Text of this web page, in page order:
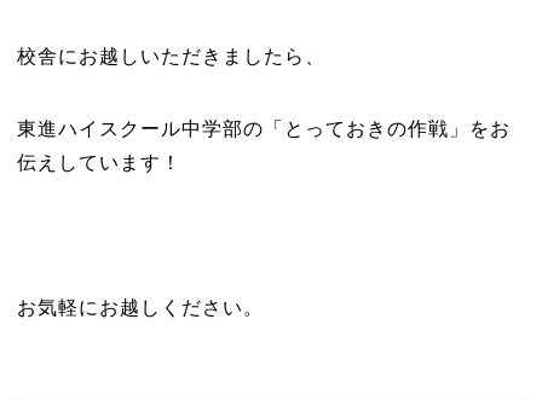
校舎にお越しいただきましたら、
東進ハイスクール中学部の「とっておきの作戦」をお
伝えしています！
お気軽にお越しください。